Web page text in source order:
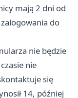
mają 2 dni od
do
nie będzie
nie
się
14, później